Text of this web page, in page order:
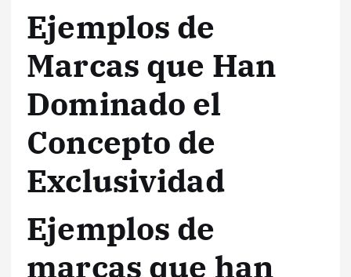
Ejemplos de
Marcas que Han
Dominado el
Concepto de
Exclusividad
Ejemplos de
marcas que han